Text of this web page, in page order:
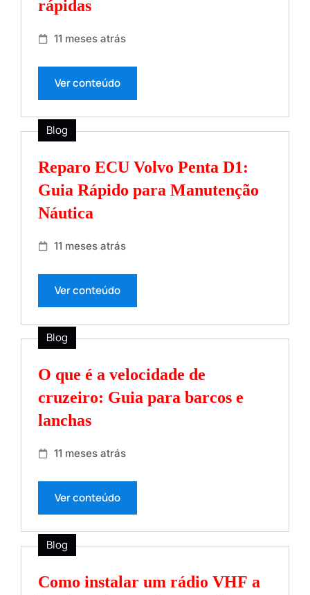
rápidas
11 meses atrás
Ver conteúdo
Blog
Reparo ECU Volvo Penta D1:
Guia Rápido para Manutenção
Náutica
11 meses atrás
Ver conteúdo
Blog
O que é a velocidade de
cruzeiro: Guia para barcos e
lanchas
11 meses atrás
Ver conteúdo
Blog
Como instalar um rádio VHF a